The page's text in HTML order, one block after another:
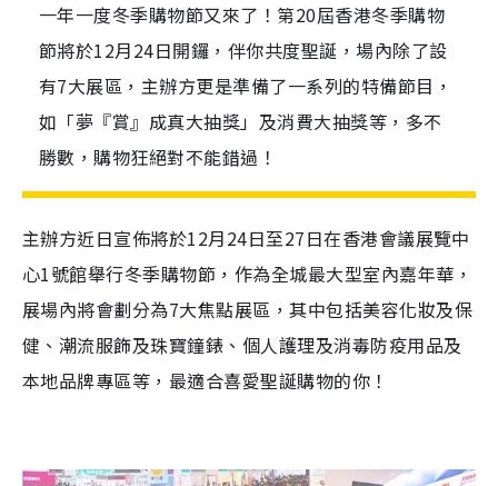
一年一度冬季購物節又來了！第20屆香港冬季購物
節將於12月24日開鑼，伴你共度聖誕，場內除了設
有7大展區，主辦方更是準備了一系列的特備節目，
如「夢『賞』成真大抽獎」及消費大抽獎等，多不
勝數，購物狂絕對不能錯過！
主辦方近日宣佈將於12月24日至27日在香港會議展覽中
心1號館舉行冬季購物節，作為全城最大型室內嘉年華，
展場內將會劃分為7大焦點展區，其中包括美容化妝及保
健、潮流服飾及珠寶鐘錶、個人護理及消毒防疫用品及
本地品牌專區等，最適合喜愛聖誕購物的你！